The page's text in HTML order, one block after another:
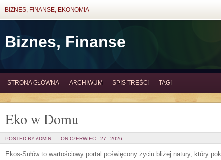
BIZNES, FINANSE, EKONOMIA
Biznes, Finanse
STRONA GŁÓWNA ARCHIWUM SPIS TREŚCI TAGI
Eko w Domu
POSTED BY ADMIN ON CZERWIEC - 27 - 2026
Ekos-Sułów to wartościowy portal poświęcony życiu bliżej natury, który